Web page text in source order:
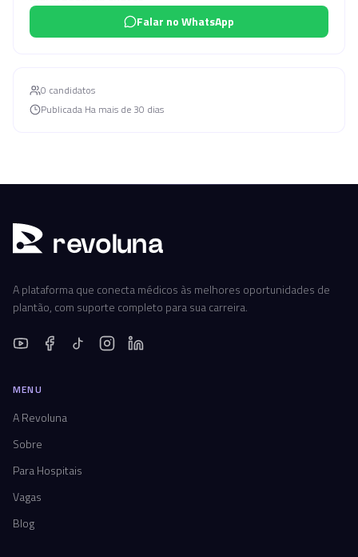
Falar no WhatsApp
0 candidatos
Publicada Ha mais de 30 dias
revoluna
A plataforma que conecta médicos às melhores oportunidades de
plantão, com suporte completo para sua carreira.
MENU
A Revoluna
Sobre
Para Hospitais
Vagas
Blog